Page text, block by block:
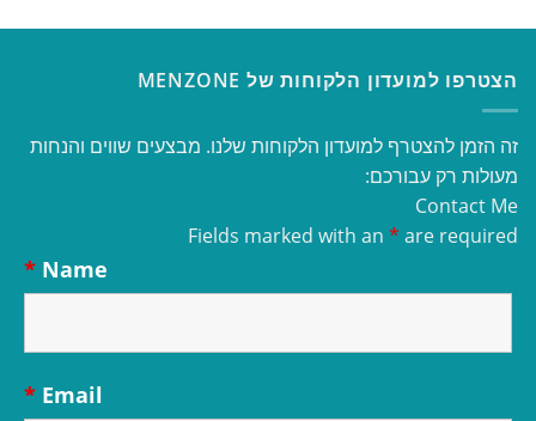
הצטרפו למועדון הלקוחות של MENZONE
זה הזמן להצטרף למועדון הלקוחות שלנו. מבצעים שווים והנחות
מעולות רק עבורכם:
Contact Me
Fields marked with an * are required
Name
*
Email
*